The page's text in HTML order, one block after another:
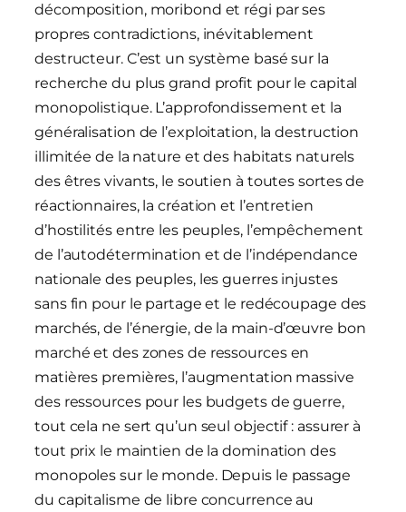
décomposition, moribond et régi par ses
propres contradictions, inévitablement
destructeur. C’est un système basé sur la
recherche du plus grand profit pour le capital
monopolistique. L’approfondissement et la
généralisation de l’exploitation, la destruction
illimitée de la nature et des habitats naturels
des êtres vivants, le soutien à toutes sortes de
réactionnaires, la création et l’entretien
d’hostilités entre les peuples, l’empêchement
de l’autodétermination et de l’indépendance
nationale des peuples, les guerres injustes
sans fin pour le partage et le redécoupage des
marchés, de l’énergie, de la main-d’œuvre bon
marché et des zones de ressources en
matières premières, l’augmentation massive
des ressources pour les budgets de guerre,
tout cela ne sert qu’un seul objectif : assurer à
tout prix le maintien de la domination des
monopoles sur le monde. Depuis le passage
du capitalisme de libre concurrence au